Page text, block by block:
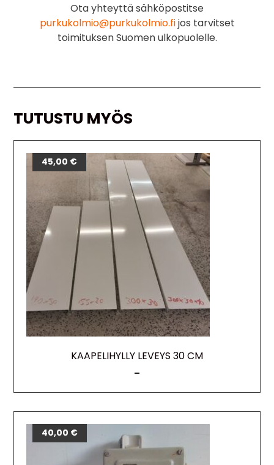
Ota yhteyttä sähköpostitse
purkukolmio@purkukolmio.fijos tarvitset
toimituksen Suomen ulkopuolelle.
TUTUSTU MYÖS
KAAPELIHYLLY LEVEYS 30 CM
21,00€
–
45,00 €
40,00 €